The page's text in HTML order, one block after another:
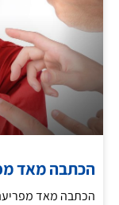
הכתבה מאד
הכתבה מאד